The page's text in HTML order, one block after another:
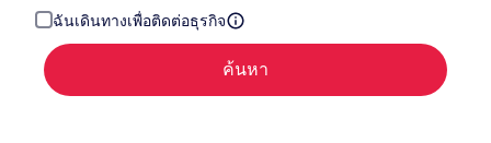
ฉันเดินทางเพื่อติดต่อธุรกิจ
ค้นหา